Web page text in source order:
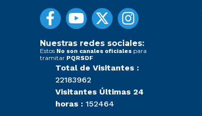
Nuestras redes sociales:
Estos No son canales oficiales para
tramitar PQRSDF
Total de Visitantes :
22183962
Visitantes Últimas 24
horas : 152464